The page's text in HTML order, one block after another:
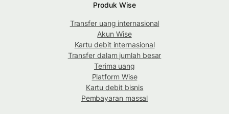
Produk Wise
Transfer uang internasional
Akun Wise
Kartu debit internasional
Transfer dalam jumlah besar
Terima uang
Platform Wise
Kartu debit bisnis
Pembayaran massal